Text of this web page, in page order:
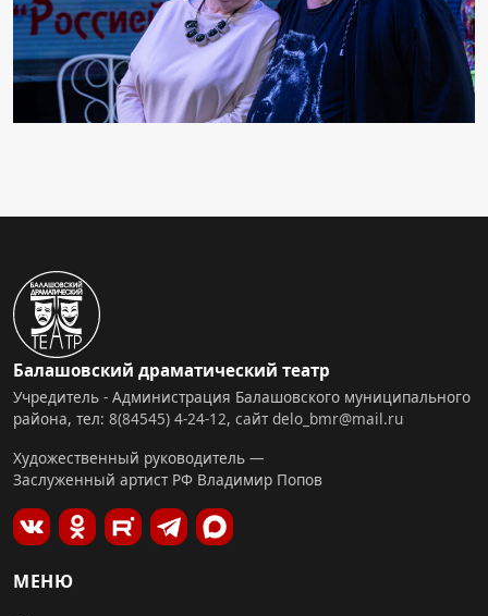
Балашовский драматический театр
Учредитель - Администрация Балашовского муниципального
района, тел: 8(84545) 4-24-12, сайт delo_bmr@mail.ru
Художественный руководитель —
Заслуженный артист РФ Владимир Попов
МЕНЮ